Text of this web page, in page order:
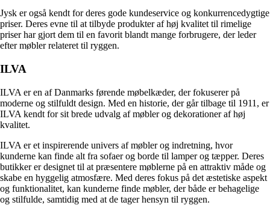
Jysk er også kendt for deres gode kundeservice og konkurrencedygtige
priser. Deres evne til at tilbyde produkter af høj kvalitet til rimelige
priser har gjort dem til en favorit blandt mange forbrugere, der leder
efter møbler relateret til ryggen.
ILVA
ILVA er en af ​​Danmarks førende møbelkæder, der fokuserer på
moderne og stilfuldt design. Med en historie, der går tilbage til 1911, er
ILVA kendt for sit brede udvalg af møbler og dekorationer af høj
kvalitet.
ILVA er et inspirerende univers af møbler og indretning, hvor
kunderne kan finde alt fra sofaer og borde til lamper og tæpper. Deres
butikker er designet til at præsentere møblerne på en attraktiv måde og
skabe en hyggelig atmosfære. Med deres fokus på det æstetiske aspekt
og funktionalitet, kan kunderne finde møbler, der både er behagelige
og stilfulde, samtidig med at de tager hensyn til ryggen.